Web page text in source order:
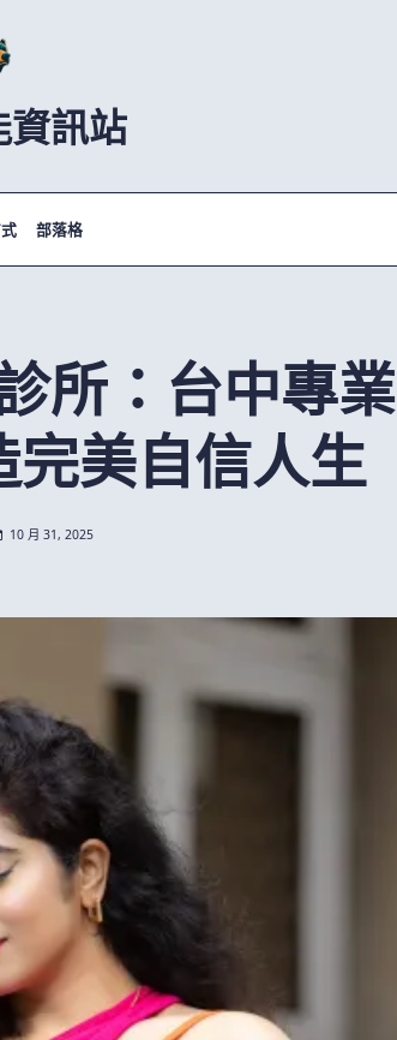
資訊站
部落格
所：台中專業
美自信人生
10 月 31, 2025